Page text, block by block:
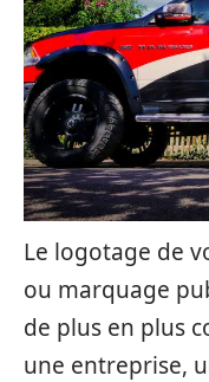
Le logotage de
ou marquage
de plus en plus
une entreprise,